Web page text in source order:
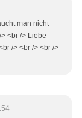
man nicht
<br /> Liebe
/> <br /> <br />